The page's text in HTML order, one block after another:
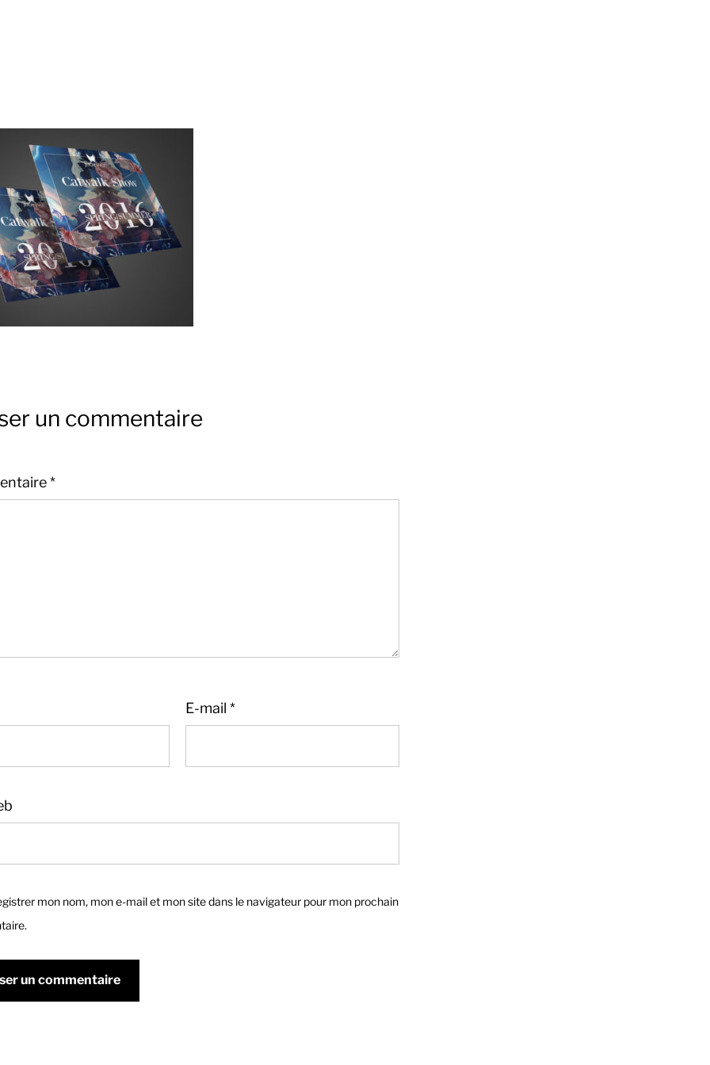
un commentaire
*
E-mail *
mon nom, mon e-mail et mon site dans le navigateur pour mon prochain